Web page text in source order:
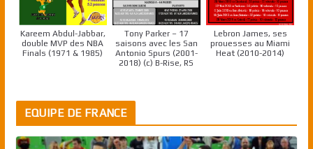
Kareem Abdul-Jabbar,
double MVP des NBA
Finals (1971 & 1985)
Tony Parker – 17
saisons avec les San
Antonio Spurs (2001-
2018) (c) B-Rise, RS
Lebron James, ses
prouesses au Miami
Heat (2010-2014)
EQUIPE DE FRANCE